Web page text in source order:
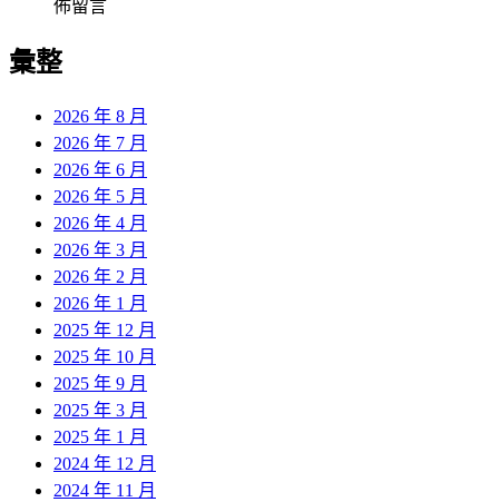
佈留言
彙整
2026 年 8 月
2026 年 7 月
2026 年 6 月
2026 年 5 月
2026 年 4 月
2026 年 3 月
2026 年 2 月
2026 年 1 月
2025 年 12 月
2025 年 10 月
2025 年 9 月
2025 年 3 月
2025 年 1 月
2024 年 12 月
2024 年 11 月